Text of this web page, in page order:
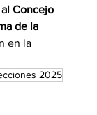
Concejo
de la
en la
2025